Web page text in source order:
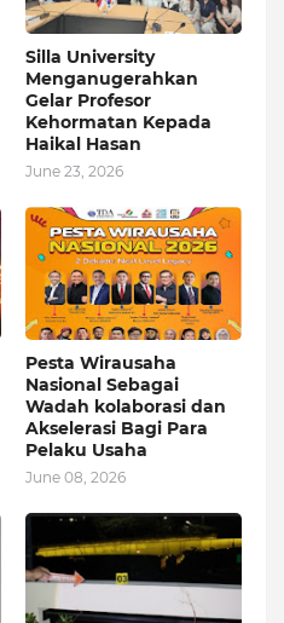
Silla University
Menganugerahkan
Gelar Profesor
Kehormatan Kepada
Haikal Hasan
June 23, 2026
Pesta Wirausaha
Nasional Sebagai
Wadah kolaborasi dan
Akselerasi Bagi Para
Pelaku Usaha
June 08, 2026